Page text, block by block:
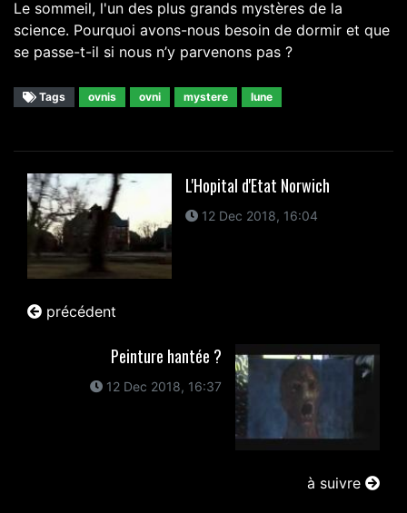
Le sommeil, l'un des plus grands mystères de la
science. Pourquoi avons-nous besoin de dormir et que
se passe-t-il si nous n’y parvenons pas ?
Tags ovnis ovni mystere lune
L'Hopital d'Etat Norwich
12 Dec 2018, 16:04
précédent
Peinture hantée ?
12 Dec 2018, 16:37
à suivre